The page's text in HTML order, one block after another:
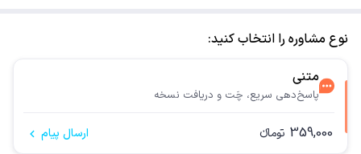
نوع مشاوره را انتخاب کنید:
متنی
پاسخ‌دهی سریع، چَت و دریافت نسخه
359,000 تومانء ارسال پیام